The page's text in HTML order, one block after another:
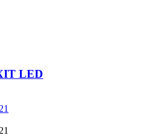
LED